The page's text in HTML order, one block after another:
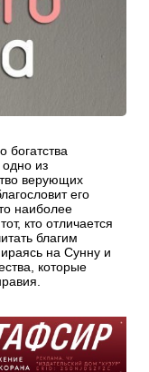
богатства
из
верующих
его
наиболее
кто отличается
благим
на Сунну и
которые